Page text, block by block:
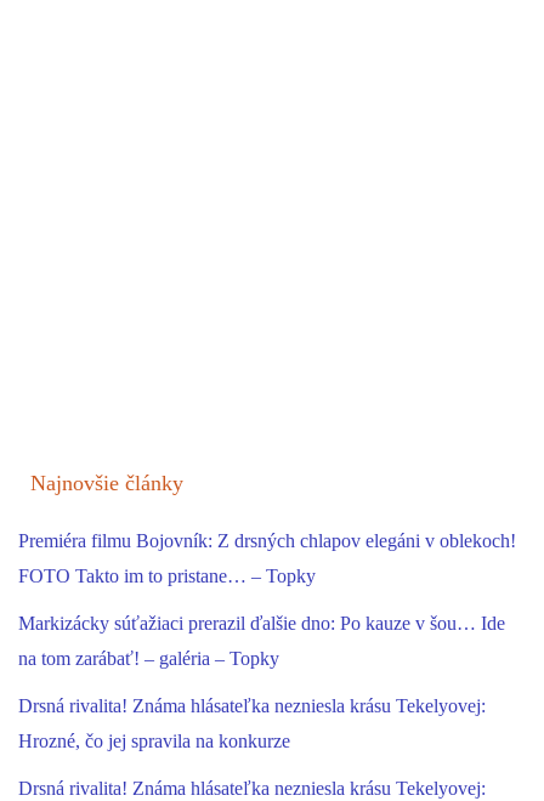
Najnovšie články
Premiéra filmu Bojovník: Z drsných chlapov elegáni v oblekoch!
FOTO Takto im to pristane… – Topky
Markizácky súťažiaci prerazil ďalšie dno: Po kauze v šou… Ide
na tom zarábať! – galéria – Topky
Drsná rivalita! Známa hlásateľka nezniesla krásu Tekelyovej:
Hrozné, čo jej spravila na konkurze
Drsná rivalita! Známa hlásateľka nezniesla krásu Tekelyovej: